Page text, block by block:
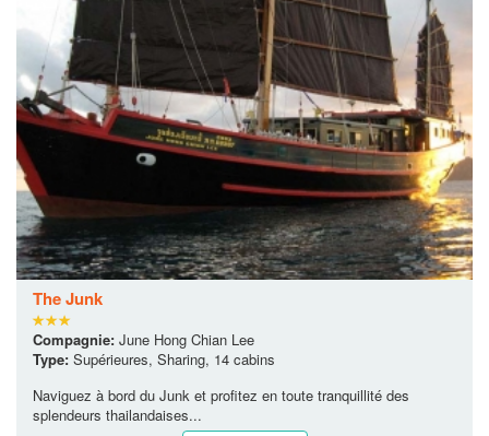
The Junk
Compagnie: June Hong Chian Lee
Type: Supérieures, Sharing, 14 cabins
Naviguez à bord du Junk et profitez en toute tranquillité des
splendeurs thailandaises...